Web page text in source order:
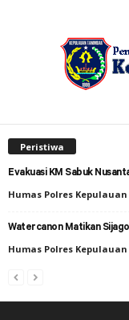
Peristiwa
Evakuasi KM Sabuk
Humas Polres
Watercanon Matikan
Humas Polres